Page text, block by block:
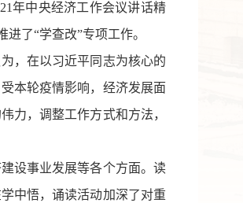
年中央经济工作会议讲话精
了“学查改”专项工作。
，在以习近平同志为核心的
本轮疫情影响，经济发展面
力，调整工作方式和方法，
设事业发展等各个方面。读
中悟，诵读活动加深了对重